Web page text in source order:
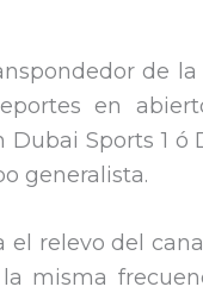
de
en
Dubai Sports 1
generalista.
el relevo del
misma